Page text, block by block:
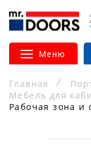
Меню
Главная
Мебель для
Рабочая зона и